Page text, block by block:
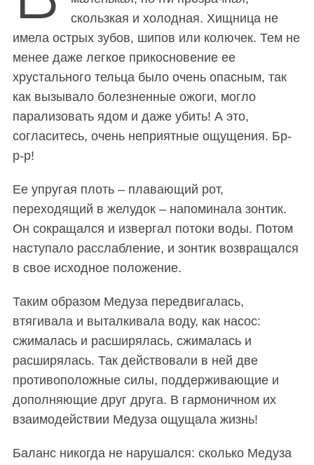
скользкая и холодная. Хищница не
имела острых зубов, шипов или колючек. Тем не
менее даже легкое прикосновение ее
хрустального тельца было очень опасным, так
как вызывало болезненные ожоги, могло
парализовать ядом и даже убить! А это,
согласитесь, очень неприятные ощущения. Бр-
р-р!
Ее упругая плоть – плавающий рот,
переходящий в желудок – напоминала зонтик.
Он сокращался и извергал потоки воды. Потом
наступало расслабление, и зонтик возвращался
в свое исходное положение.
Таким образом Медуза передвигалась,
втягивала и выталкивала воду, как насос:
сжималась и расширялась, сжималась и
расширялась. Так действовали в ней две
противоположные силы, поддерживающие и
дополняющие друг друга. В гармоничном их
взаимодействии Медуза ощущала жизнь!
Баланс никогда не нарушался: сколько Медуза